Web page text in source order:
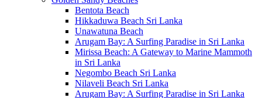
Bentota Beach
Hikkaduwa Beach Sri Lanka
Unawatuna Beach
Arugam Bay: A Surfing Paradise in Sri Lanka
Mirissa Beach: A Gateway to Marine Mammoth
in Sri Lanka
Negombo Beach Sri Lanka
Nilaveli Beach Sri Lanka
Arugam Bay: A Surfing Paradise in Sri Lanka